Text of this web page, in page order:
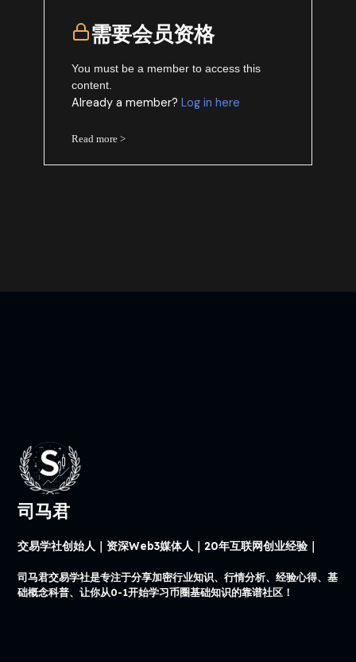
需要会员资格
You must be a member to access this
content.
Already a member?Log in here
Read more >
司马君
交易学社创始人｜资深Web3媒体人｜20年互联网创业经验｜
司马君交易学社是专注于分享加密行业知识、行情分析、经验心得、基
础概念科普、让你从0-1开始学习币圈基础知识的靠谱社区！